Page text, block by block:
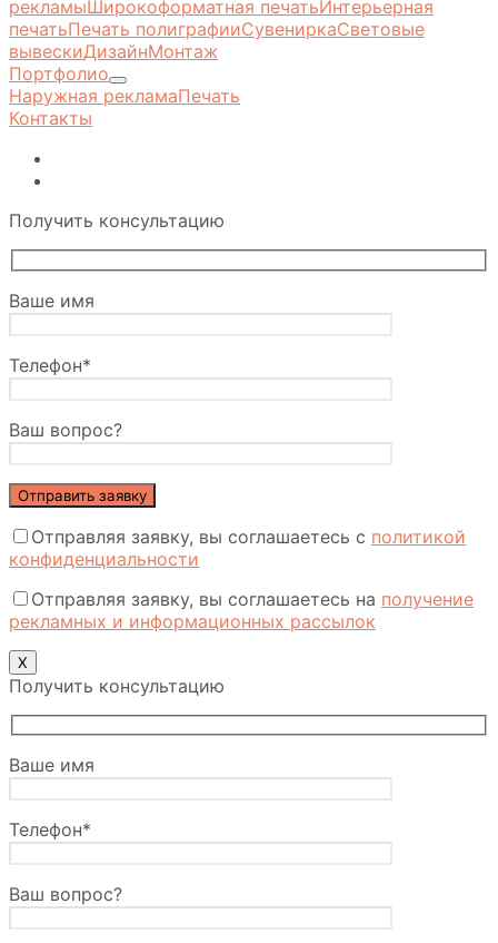
рекламыШирокоформатная печатьИнтерьерная
печатьПечать полиграфииСувениркаСветовые
вывескиДизайнМонтаж
Портфолио
Наружная рекламаПечать
Контакты
Получить консультацию
Ваше имя
Телефон*
Ваш вопрос?
Отправляя заявку, вы соглашаетесь с политикой
конфиденциальности
Отправляя заявку, вы соглашаетесь на получение
рекламных и информационных рассылок
Х
Получить консультацию
Ваше имя
Телефон*
Ваш вопрос?